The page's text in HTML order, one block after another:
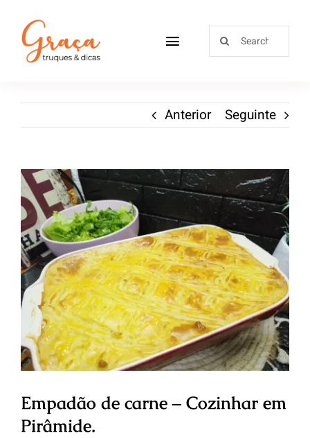
Receitas
Sobre
Loja
Blog
Contactos
Anterior Seguinte
Empadão de carne – Cozinhar em
Pirâmide.